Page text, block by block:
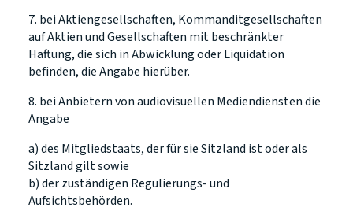
7. bei Aktiengesellschaften, Kommanditgesellschaften
auf Aktien und Gesellschaften mit beschränkter
Haftung, die sich in Abwicklung oder Liquidation
befinden, die Angabe hierüber.
8. bei Anbietern von audiovisuellen Mediendiensten die
Angabe
a) des Mitgliedstaats, der für sie Sitzland ist oder als
Sitzland gilt sowie
b) der zuständigen Regulierungs- und
Aufsichtsbehörden.